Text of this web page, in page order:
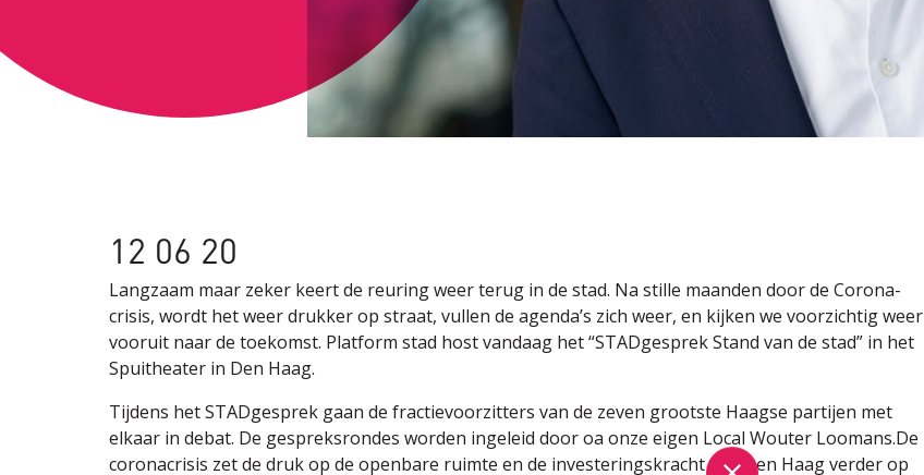
12 06 20
Langzaam maar zeker keert de reuring weer terug in de stad. Na stille maanden door de Corona-
crisis, wordt het weer drukker op straat, vullen de agenda’s zich weer, en kijken we voorzichtig weer
vooruit naar de toekomst. Platform stad host vandaag het “STADgesprek Stand van de stad” in het
Spuitheater in Den Haag.
Tijdens het STADgesprek gaan de fractievoorzitters van de zeven grootste Haagse partijen met
elkaar in debat. De gespreksrondes worden ingeleid door oa onze eigen Local Wouter Loomans.De
coronacrisis zet de druk op de openbare ruimte en de investeringskracht van Den Haag verder op